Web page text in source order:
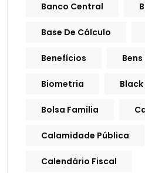
Banco Central
Base De Cálculo
Benefícios Bens
Biometria
Bolsa Familia
Calamidade Pública
Calendário Fiscal